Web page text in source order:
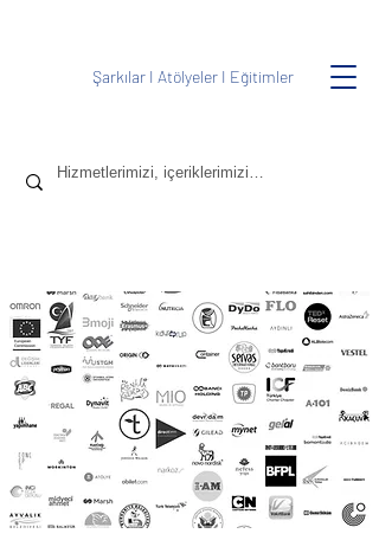
Şarkılar I Atölyeler I Eğitimler